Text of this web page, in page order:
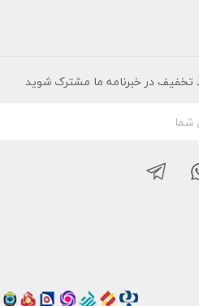
تخفیف در خبرنامه ما مشترک شوید